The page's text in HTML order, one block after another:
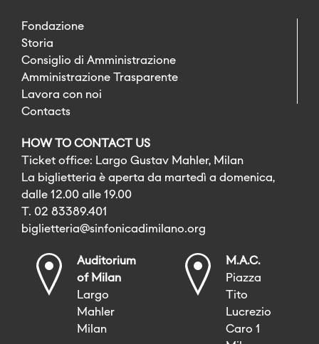
Fondazione
Storia
Consiglio di Amministrazione
Amministrazione Trasparente
Lavora con noi
Contacts
HOW TO CONTACT US
Ticket office: Largo Gustav Mahler, Milan
La biglietteria è aperta da martedì a domenica,
dalle 12.00 alle 19.00
T. 02 83389.401
biglietteria@sinfonicadimilano.org
Auditorium
of Milan
Largo
Mahler
Milan
M.A.C.
Piazza
Tito
Lucrezio
Caro 1